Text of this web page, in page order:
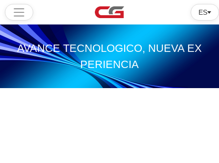
ES
Hogar
Productos
AVANCE TECNOLOGICO, NUEVA EX
PERIENCIA